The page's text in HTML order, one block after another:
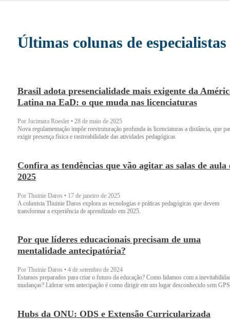
Últimas colunas de especialistas
Brasil adota presencialidade mais exigente da
Latina na EaD: o que muda nas licenciaturas
Por Jucimara Roesler • 28 de maio de 2025
Nova regulamentação impõe reestruturação profunda às licenciaturas a distância, que
exigir presença física e rastreabilidade das atividades pedagógicas
Confira as tendências que vão agitar as salas de aula
2025
Por Thuinie Daros • 17 de janeiro de 2025
A colunista Thuinie Daros explora as tecnologias e práticas pedagógicas que devem
transformar a experiência de aprendizado em 2025.
Por que líderes educacionais precisam de uma
mentalidade antecipatória?
Por Thuinie Daros • 4 de setembro de 2024
Estamos preparados para criar o futuro da educação? Como lidamos com a
mudanças? Liderar sem antecipação é como dirigir em um lugar desconhecido sem
Hubs da ONU: ODS e Extensão Curricularizada